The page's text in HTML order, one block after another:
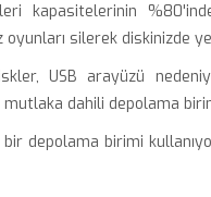
kapasitelerinin
silerek diskinizde
USB arayüzü
dahili depolama
depolama birimi